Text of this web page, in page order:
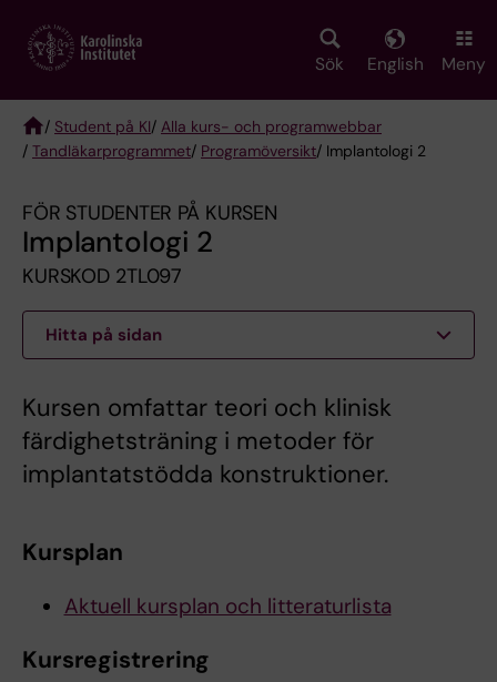
main
Sök English Meny
Breadcrumb
/ Student på KI/ Alla kurs- och programwebbar
/ Tandläkarprogrammet/ Programöversikt/ Implantologi 2
FÖR STUDENTER PÅ KURSEN
Implantologi 2
KURSKOD 2TL097
Hitta på sidan
Kursen omfattar teori och klinisk
färdighetsträning i metoder för
implantatstödda konstruktioner.
Kursplan
Aktuell kursplan och litteraturlista
Kursregistrering